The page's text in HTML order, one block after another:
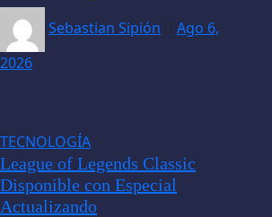
Sebastian Sipión
Ago 6,
2026
TECNOLOGÍA
League of Legends Classic
Disponible con Especial
Actualizando